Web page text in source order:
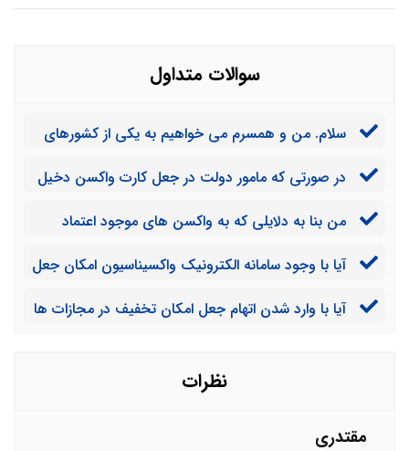
سوالات متداول
سلام. من و همسرم می خواهیم به یکی از کشورهای
است و کشور مقصد ما این واکسن را تایید نمی کند برای
قانونی ایجاد نشود؟
در صورتی که مامور دولت در جعل کارت واکسن دخیل
من بنا به دلایلی که به واکسن های موجود اعتماد
کارت واکسن داشتم بخاطر همین کارت واکسن تقلبی
افتاده ایا برای منم دردسر می شود؟
آیا با وجود سامانه الکترونیک واکسیناسیون امکان جعل
آیا با وارد شدن اتهام جعل امکان تخفیف در مجازات ها
نظرات
مقتدری